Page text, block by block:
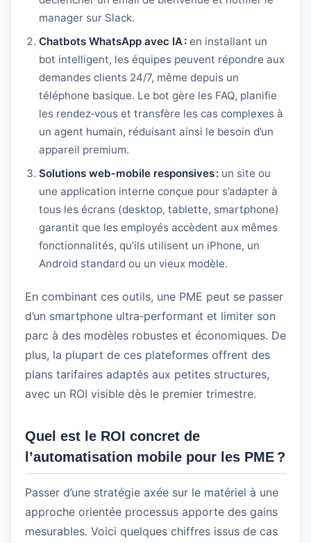
manager sur Slack.
Chatbots WhatsApp avec IA : en installant un
bot intelligent, les équipes peuvent répondre aux
demandes clients 24/7, même depuis un
téléphone basique. Le bot gère les FAQ, planifie
les rendez‑vous et transfère les cas complexes à
un agent humain, réduisant ainsi le besoin d’un
appareil premium.
Solutions web‑mobile responsives : un site ou
une application interne conçue pour s’adapter à
tous les écrans (desktop, tablette, smartphone)
garantit que les employés accèdent aux mêmes
fonctionnalités, qu’ils utilisent un iPhone, un
Android standard ou un vieux modèle.
En combinant ces outils, une PME peut se passer
d’un smartphone ultra‑performant et limiter son
parc à des modèles robustes et économiques. De
plus, la plupart de ces plateformes offrent des
plans tarifaires adaptés aux petites structures,
avec un ROI visible dès le premier trimestre.
Quel est le ROI concret de
l’automatisation mobile pour les PME ?
Passer d’une stratégie axée sur le matériel à une
approche orientée processus apporte des gains
mesurables. Voici quelques chiffres issus de cas